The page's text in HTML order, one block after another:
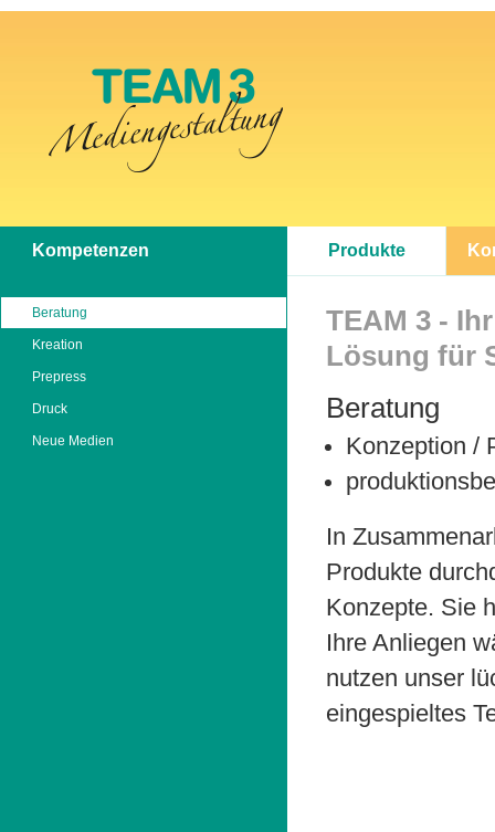
Kompetenzen
Beratung
Kreation
Prepress
Druck
Neue Medien
Produkte
TEAM 3 -
Lösung für
Beratung
Konzeption /
In
Produkte
Konzepte. Sie
Ihre Anliegen
nutzen unser
eingespieltes